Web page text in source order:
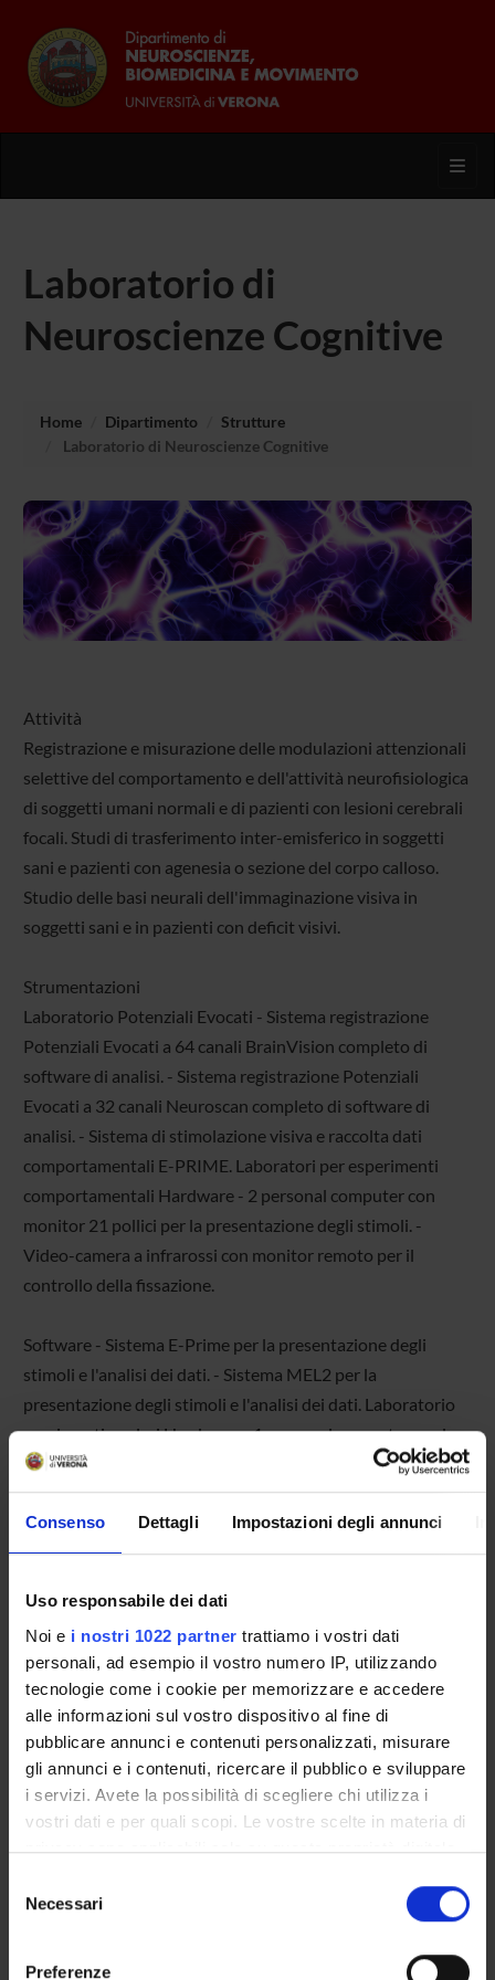
Consenso Dettagli Impostazioni degli annunci
Uso responsabile dei dati
Noi e i nostri 1022 partner trattiamo i vostri dati
personali, ad esempio il vostro numero IP, utilizzando
tecnologie come i cookie per memorizzare e accedere
alle informazioni sul vostro dispositivo al fine di
pubblicare annunci e contenuti personalizzati, misurare
gli annunci e i contenuti, ricercare il pubblico e sviluppare
i servizi. Avete la possibilità di scegliere chi utilizza i
vostri dati e per quali scopi. Le vostre scelte in materia di
privacy sono applicabili solo su questa proprietà digitale
modificare o revocare il proprio consenso in qualsiasi
momento dalla Dichiarazione sui cookie o facendo clic
delNecessari
Preferenze
Laboratorio di
Neuroscienze Cognitive
Home Dipartimento
Strutture
Laboratorio di Neuroscienze Cognitive
Attività
Registrazione e misurazione delle modulazioni attenzionali
selettive del comportamento e dell'attività neurofisiologica
di soggetti umani normali e di pazienti con lesioni cerebrali
focali. Studi di trasferimento inter-emisferico in soggetti
sani e pazienti con agenesia o sezione del corpo calloso.
Studio delle basi neurali dell'immaginazione visiva in
soggetti sani e in pazienti con deficit visivi.
Strumentazioni
Laboratorio Potenziali Evocati - Sistema registrazione
Potenziali Evocati a 64 canali BrainVision completo di
software di analisi. - Sistema registrazione Potenziali
Evocati a 32 canali Neuroscan completo di software di
analisi. - Sistema di stimolazione visiva e raccolta dati
comportamentali E-PRIME. Laboratori per esperimenti
comportamentali Hardware - 2 personal computer con
monitor 21 pollici per la presentazione degli stimoli. -
Video-camera a infrarossi con monitor remoto per il
controllo della fissazione.
Software - Sistema E-Prime per la presentazione degli
stimoli e l'analisi dei dati. - Sistema MEL2 per la
presentazione degli stimoli e l'analisi dei dati. Laboratorio
movimenti oculari Hardware - 1 personal computer per la
presentazione degli stimoli e l'analisi dei dati
comportamentali con monitor 19 pollici. - 1 personal
computer con sistema ASL Eye-Trac 6000 per la
registrazione dei movimenti oculari. - 1 telecamera ad alta
oculari. Software - Sistema E-Prime per la presentazione
degli stimoli e l'analisi dei dati. - Sistema integrato ALS per
la registrazione e l'analisi dei dati dei movimenti oculari.
DETTAGLI
Carlo Alberto Marzi